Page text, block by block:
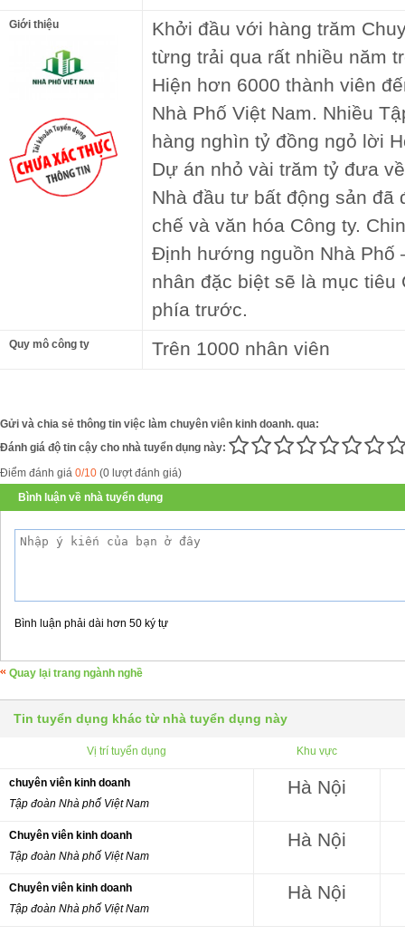
Giới thiệu
Khởi đầu với hàng trăm
từng trải qua rất nhiều năm
Hiện hơn 6000 thành viên
Nhà Phố Việt Nam. Nhiều
hàng nghìn tỷ đồng ngỏ lời
Dự án nhỏ vài trăm tỷ đưa
Nhà đầu tư bất động sản đã
chế và văn hóa Công ty.
Định hướng nguồn Nhà Phố
nhân đặc biệt sẽ là mục
phía trước.
Quy mô công ty Trên 1000 nhân viên
Gửi và chia sẻ thông tin việc làm chuyên viên kinh doanh. qua:
Đánh giá độ tin cậy cho nhà tuyển dụng này:
Điểm đánh giá 0/10 (0 lượt đánh giá)
Bình luận về nhà tuyển dụng
Bình luận phải dài hơn 50 ký tự
Quay lại trang ngành nghề
Tin tuyển dụng khác từ nhà tuyển dụng này
Vị trí tuyển dụng Khu vực
chuyên viên kinh doanh
Tập đoàn Nhà phố Việt Nam
Hà Nội
Chuyên viên kinh doanh
Tập đoàn Nhà phố Việt Nam
Hà Nội
Chuyên viên kinh doanh
Tập đoàn Nhà phố Việt Nam
Hà Nội